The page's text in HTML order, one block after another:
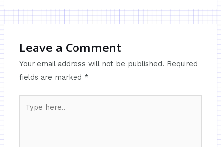
Leave a Comment
Your email address will not be published. Required
fields are marked *